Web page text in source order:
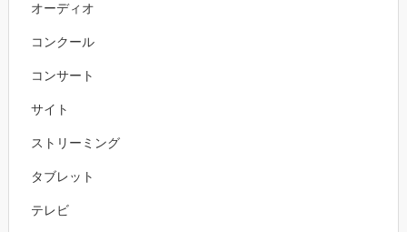
オーディオ
コンクール
コンサート
サイト
ストリーミング
タブレット
テレビ